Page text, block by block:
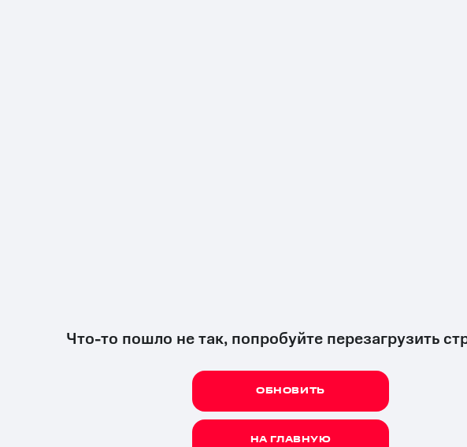
Что-то пошло не так, попробуйте перезагрузить
ОБНОВИТЬ
НА ГЛАВНУЮ